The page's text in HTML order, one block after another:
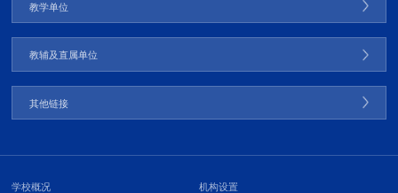
教学单位
教辅及直属单位
其他链接
学校概况 机构设置